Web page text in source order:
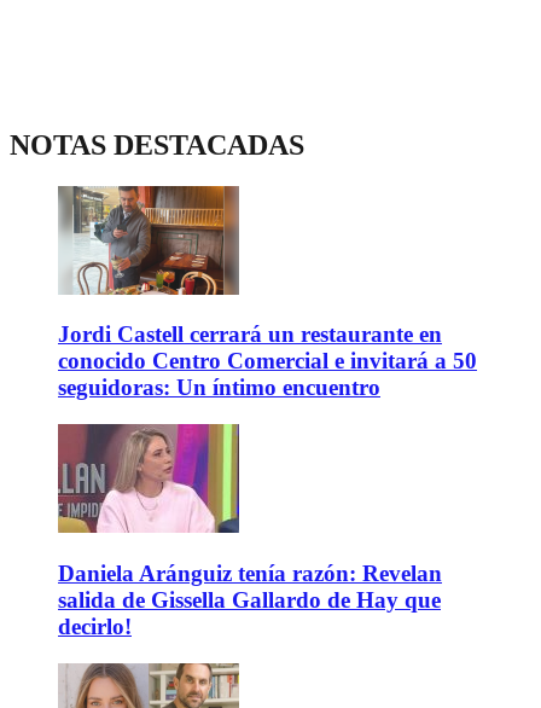
NOTAS DESTACADAS
Jordi Castell cerrará un restaurante en
conocido Centro Comercial e invitará a 50
seguidoras: Un íntimo encuentro
Daniela Aránguiz tenía razón: Revelan
salida de Gissella Gallardo de Hay que
decirlo!